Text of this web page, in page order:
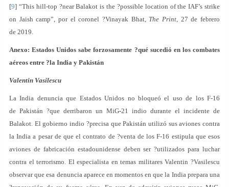
[9] “This hill-top ?near Balakot is the ?possible location of the IAF’s strike
on Jaish camp”, por el coronel ?Vinayak Bhat, The Print, 27 de febrero
de 2019.
Anexo: Estados Unidos sabe forzosamente ?qué sucedió en los combates
aéreos entre ?la India y Pakistán
Valentin Vasilescu
La India denuncia que Estados Unidos no bloqueó el uso de los F-16
de Pakistán ?que derribaron un MiG-21 indio durante el incidente de
Balakot. El gobierno indio ?precisa que Pakistán utilizó sus aviones contra
la India a pesar de que el contrato de ?venta de los F-16 estipula que esos
aviones de fabricación estadounidense deben ser ?utilizados para luchar
contra el terrorismo. El especialista en temas militares Valentin ?Vasilescu
observar que esa denuncia aparece en momentos en que la India prepara una